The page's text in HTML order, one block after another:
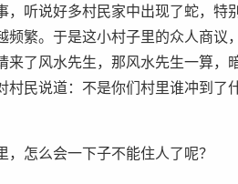
听说好多村民家中出现了蛇，特
繁。于是这小村子里的众人商议
了风水先生，那风水先生一算，
民说道：不是你们村里谁冲到了
怎么会一下子不能住人了呢？